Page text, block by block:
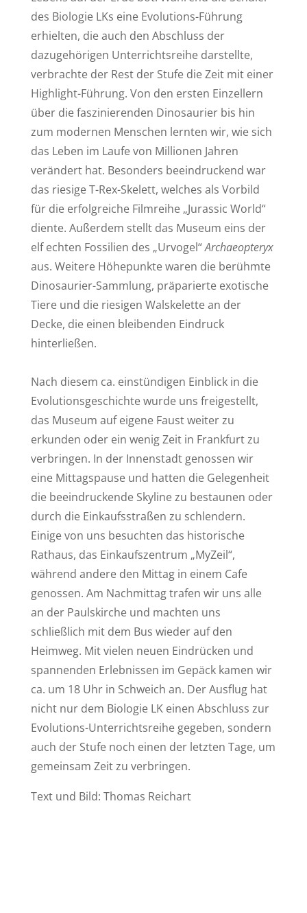
des Biologie LKs eine Evolutions-Führung
erhielten, die auch den Abschluss der
dazugehörigen Unterrichtsreihe darstellte,
verbrachte der Rest der Stufe die Zeit mit einer
Highlight-Führung. Von den ersten Einzellern
über die faszinierenden Dinosaurier bis hin
zum modernen Menschen lernten wir, wie sich
das Leben im Laufe von Millionen Jahren
verändert hat. Besonders beeindruckend war
das riesige T-Rex-Skelett, welches als Vorbild
für die erfolgreiche Filmreihe „Jurassic World“
diente. Außerdem stellt das Museum eins der
elf echten Fossilien des „Urvogel“Archaeopteryx
aus. Weitere Höhepunkte waren die berühmte
Dinosaurier-Sammlung, präparierte exotische
Tiere und die riesigen Walskelette an der
Decke, die einen bleibenden Eindruck
hinterließen.
Nach diesem ca. einstündigen Einblick in die
Evolutionsgeschichte wurde uns freigestellt,
das Museum auf eigene Faust weiter zu
erkunden oder ein wenig Zeit in Frankfurt zu
verbringen. In der Innenstadt genossen wir
eine Mittagspause und hatten die Gelegenheit
die beeindruckende Skyline zu bestaunen oder
durch die Einkaufsstraßen zu schlendern.
Einige von uns besuchten das historische
Rathaus, das Einkaufszentrum „MyZeil“,
während andere den Mittag in einem Cafe
genossen. Am Nachmittag trafen wir uns alle
an der Paulskirche und machten uns
schließlich mit dem Bus wieder auf den
Heimweg. Mit vielen neuen Eindrücken und
spannenden Erlebnissen im Gepäck kamen wir
ca. um 18 Uhr in Schweich an. Der Ausflug hat
nicht nur dem Biologie LK einen Abschluss zur
Evolutions-Unterrichtsreihe gegeben, sondern
auch der Stufe noch einen der letzten Tage, um
gemeinsam Zeit zu verbringen.
Text und Bild: Thomas Reichart